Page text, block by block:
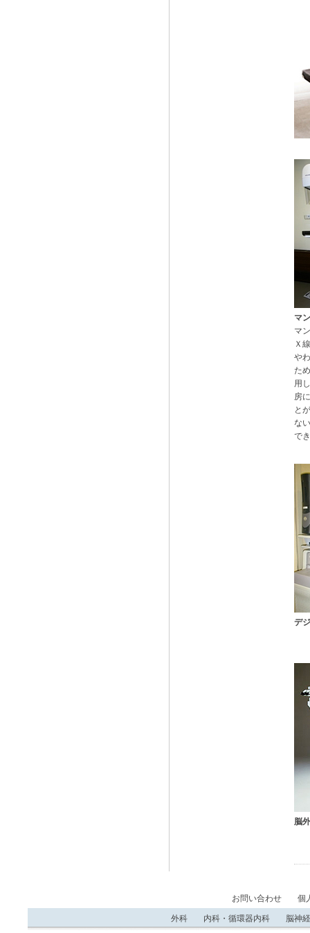
マ
マ
Ｘ
や
た
用
房
と
な
で
デ
脳
お問い合わせ 個
外科 内科・循環器内科 脳神